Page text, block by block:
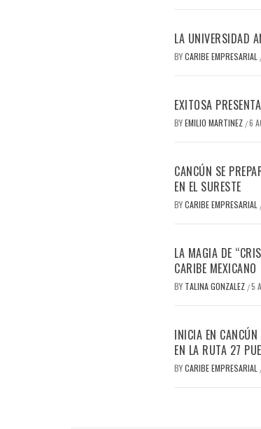
LA UNIVERSIDAD
BYCARIBE EMPRESARIAL
EXITOSA
BYEMILIO MARTINEZ /6
CANCÚN SE
EN EL SURESTE
BYCARIBE EMPRESARIAL
LA MAGIA DE
CARIBE MEXICANO
BY TALINA GONZALEZ /5
INICIA EN
EN LA RUTA 27
BYCARIBE EMPRESARIAL